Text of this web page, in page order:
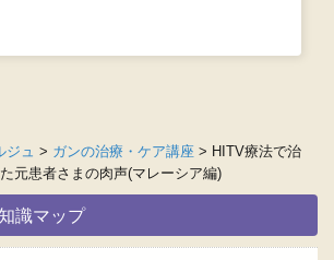
ジュ > ガンの治療・ケア講座> HITV療法で治
元患者さまの肉声(マレーシア編)
識マップ